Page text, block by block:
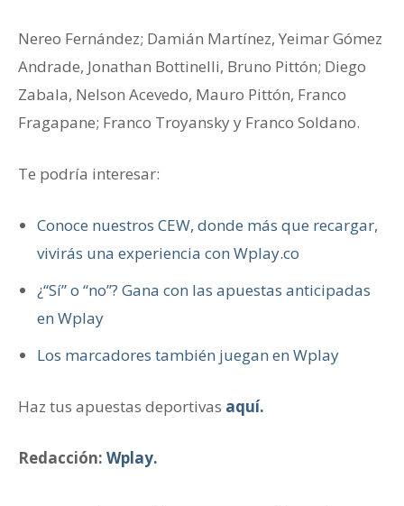
Nereo Fernández; Damián Martínez, Yeimar Gómez
Andrade, Jonathan Bottinelli, Bruno Pittón; Diego
Zabala, Nelson Acevedo, Mauro Pittón, Franco
Fragapane; Franco Troyansky y Franco Soldano.
Te podría interesar:
Conoce nuestros CEW, donde más que recargar,
vivirás una experiencia con Wplay.co
¿“Sí” o “no”? Gana con las apuestas anticipadas
en Wplay
Los marcadores también juegan en Wplay
Haz tus apuestas deportivas aquí.
Redacción: Wplay.